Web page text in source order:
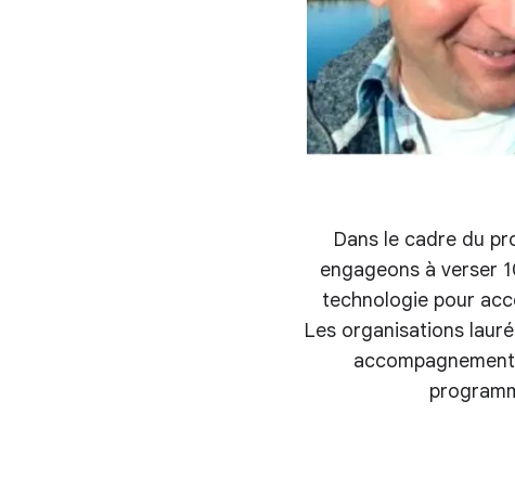
Dans le cadre du
engageons à verser
technologie pour
Les organisations